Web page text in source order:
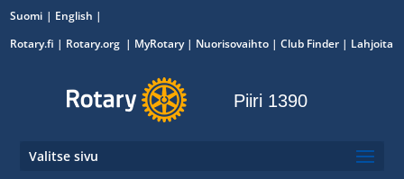
Suomi
English
Rotary.fi | Rotary.org | MyRotary| Nuorisovaihto | Club Finder | Lahjoita
Piiri 1390
Valitse sivu